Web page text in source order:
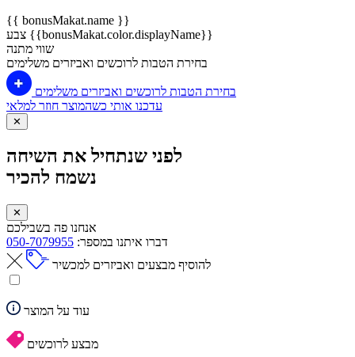
{{ bonusMakat.name }}
צבע {{bonusMakat.color.displayName}}
שווי מתנה
בחירת הטבות לרוכשים ואביזרים משלימים
בחירת הטבות לרוכשים ואביזרים משלימים
עדכנו אותי כשהמוצר חוזר למלאי
✕
לפני שנתחיל את השיחה
נשמח להכיר
✕
אנחנו פה בשבילכם
דברו איתנו במספר: 050-7079955
להוסיף מבצעים ואביזרים למכשיר
עוד על המוצר
מבצע לרוכשים